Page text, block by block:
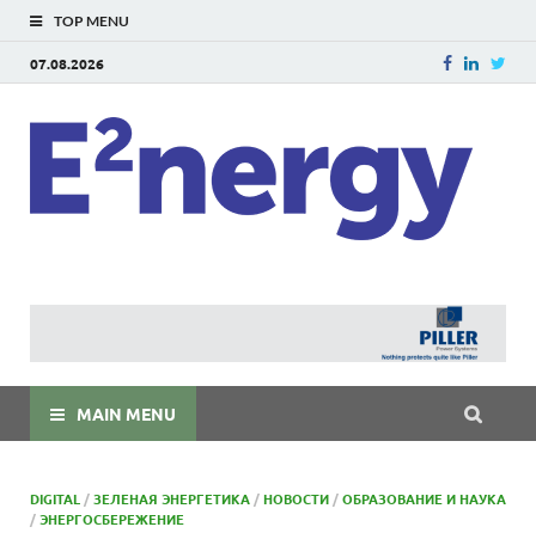
TOP MENU
07.08.2026
MAIN MENU
DIGITAL /ЗЕЛЕНАЯ ЭНЕРГЕТИКА /НОВОСТИ /ОБРАЗОВАНИЕ И НАУКА
/ЭНЕРГОСБЕРЕЖЕНИЕ